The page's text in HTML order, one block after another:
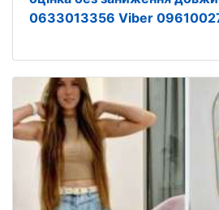
0633013356 Viber